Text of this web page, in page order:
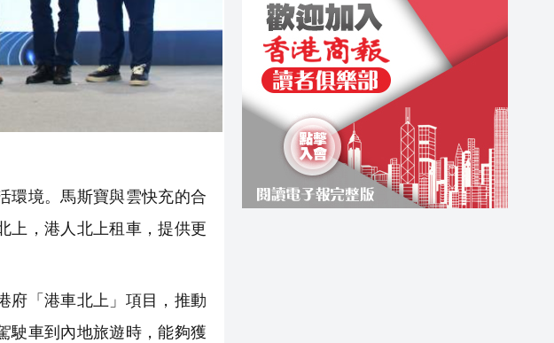
環境。馬斯寶與雲快充的合
上，港人北上租車，提供更
府「港車北上」項目，推動
駛車到內地旅遊時，能夠獲